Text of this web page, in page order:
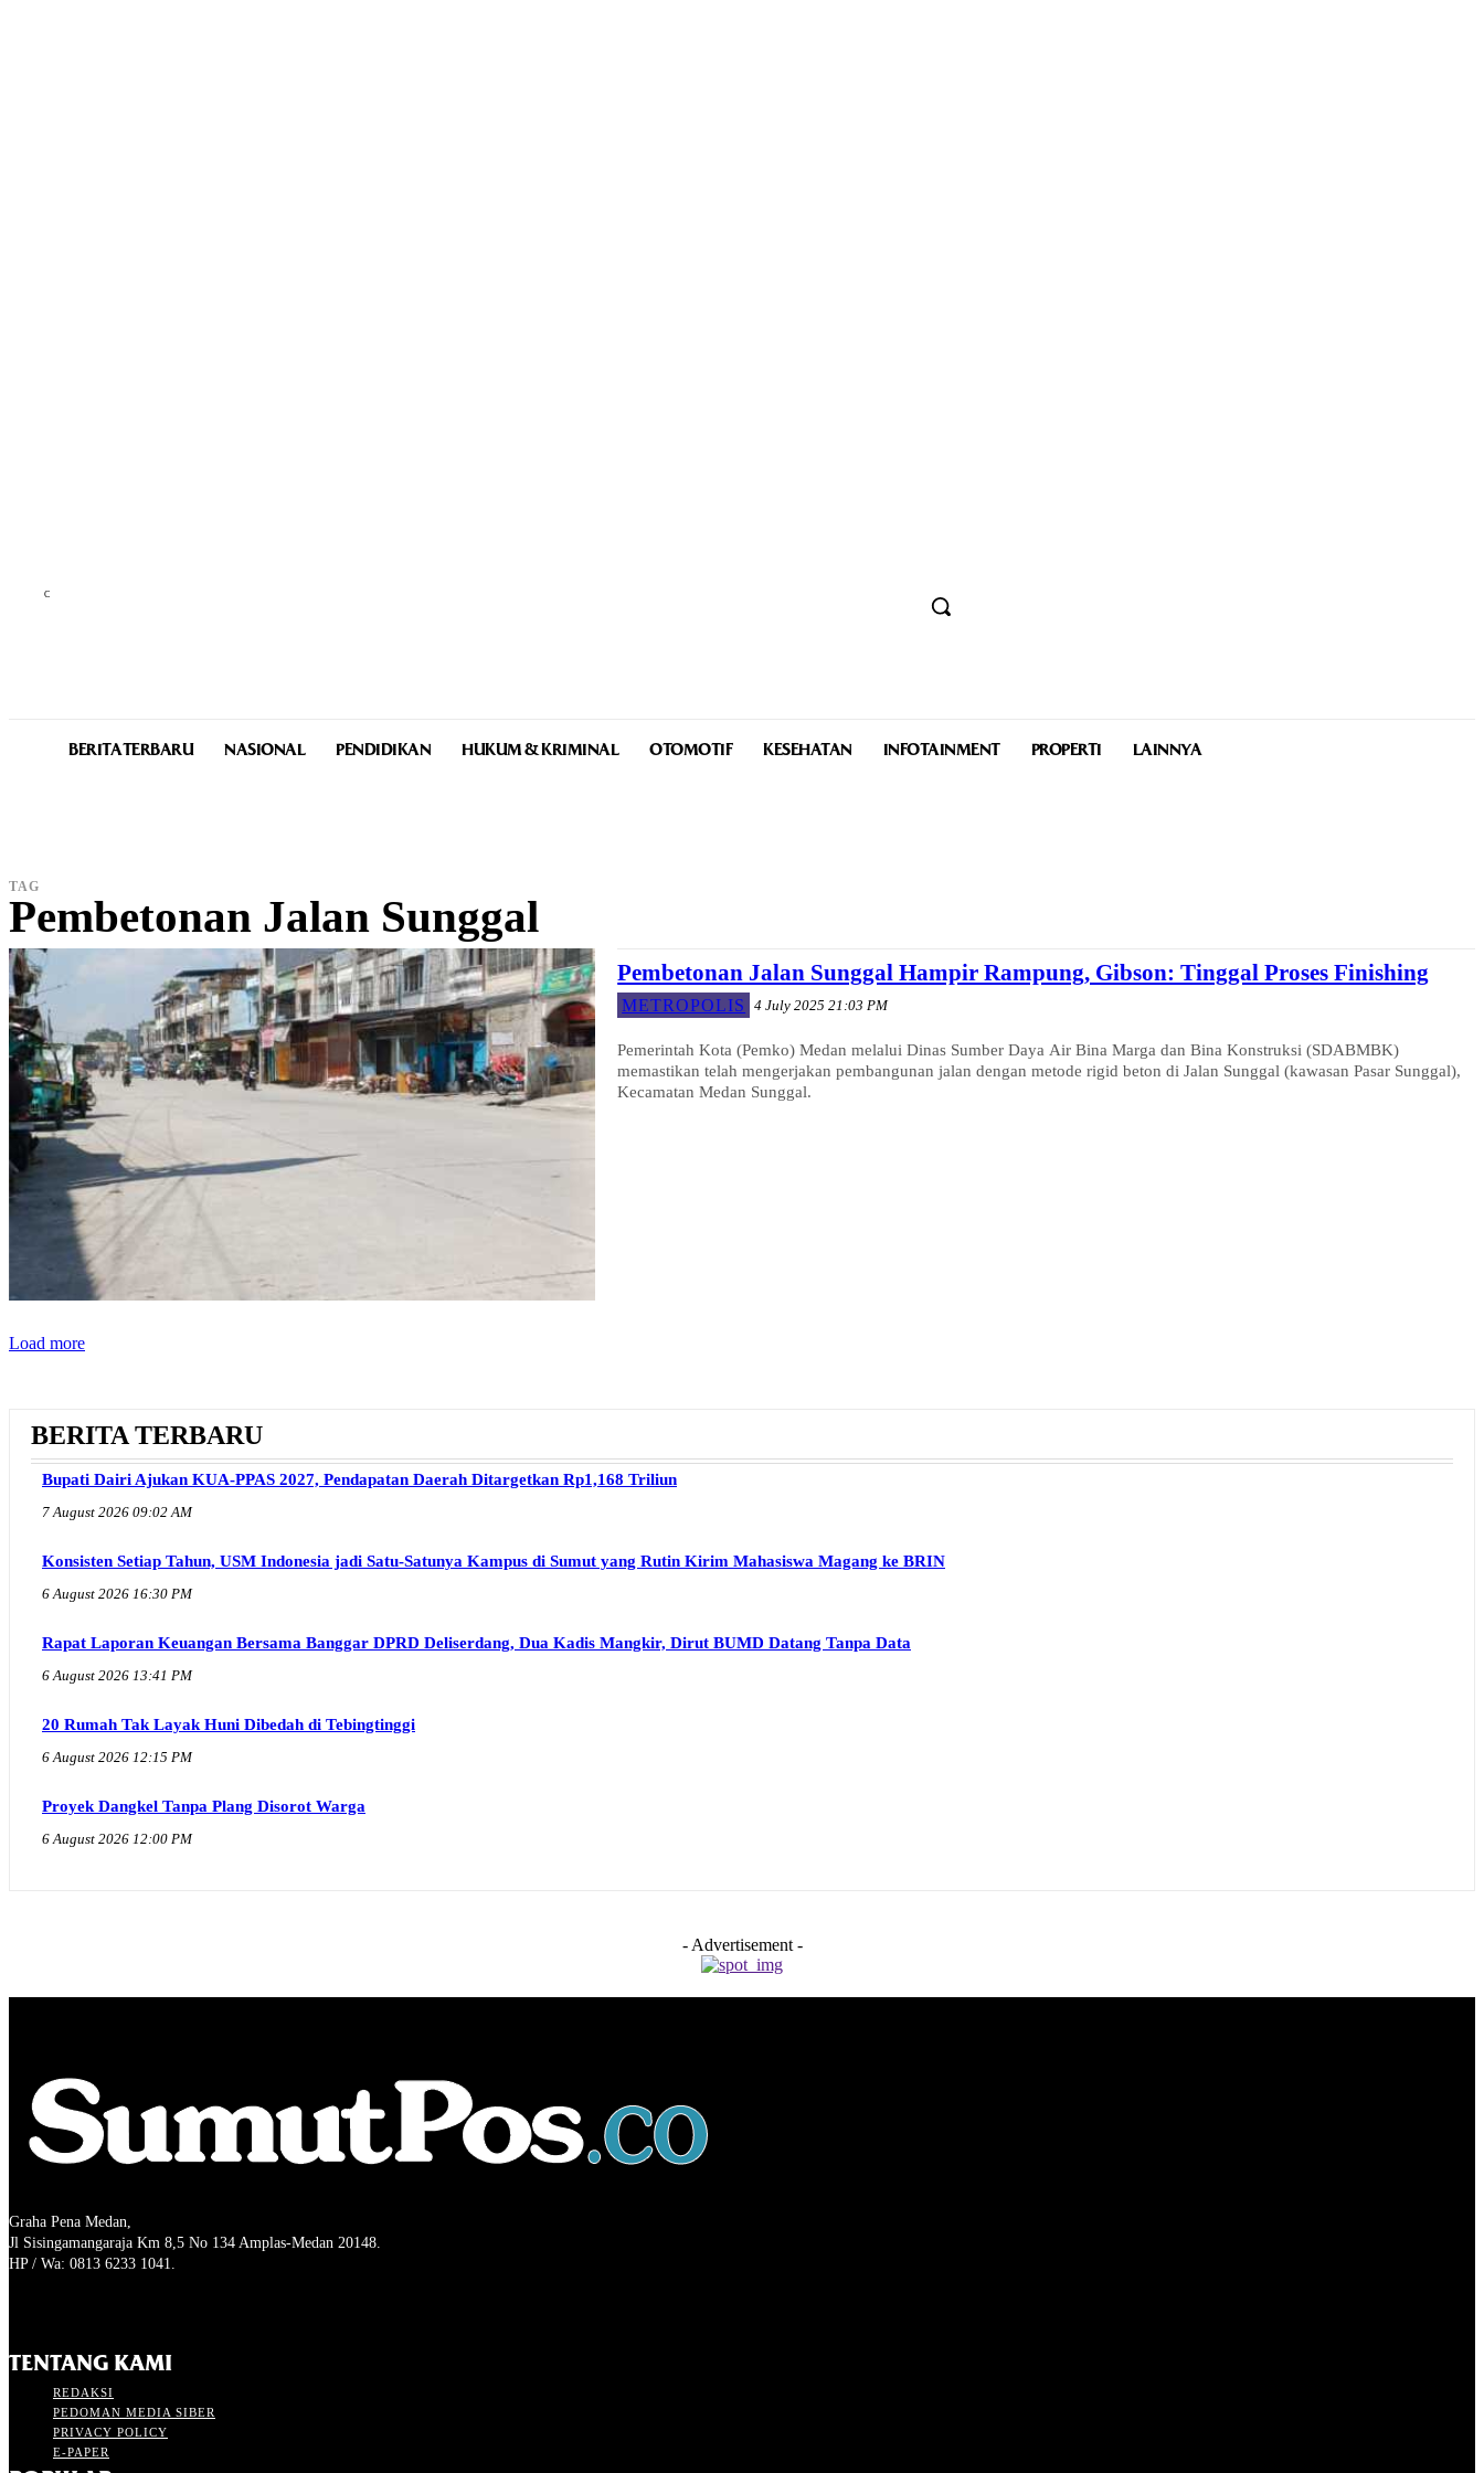
C
BERITA TERBARU NASIONAL PENDIDIKAN HUKUM & KRIMINAL OTOMOTIF KESEHATAN INFOTAINMENT PROPERTI LAINNYA
TAG
Pembetonan Jalan Sunggal
Pembetonan Jalan Sunggal Hampir Rampung, Gibson: Tinggal Proses Finishing
METROPOLIS 4 July 2025 21:03 PM
Pemerintah Kota (Pemko) Medan melalui Dinas Sumber Daya Air Bina Marga dan Bina Konstruksi (SDABMBK)
memastikan telah mengerjakan pembangunan jalan dengan metode rigid beton di Jalan Sunggal (kawasan Pasar Sunggal),
Kecamatan Medan Sunggal.
Load more
BERITA TERBARU
Bupati Dairi Ajukan KUA-PPAS 2027, Pendapatan Daerah Ditargetkan Rp1,168 Triliun
7 August 2026 09:02 AM
Konsisten Setiap Tahun, USM Indonesia jadi Satu-Satunya Kampus di Sumut yang Rutin Kirim Mahasiswa Magang ke BRIN
6 August 2026 16:30 PM
Rapat Laporan Keuangan Bersama Banggar DPRD Deliserdang, Dua Kadis Mangkir, Dirut BUMD Datang Tanpa Data
6 August 2026 13:41 PM
20 Rumah Tak Layak Huni Dibedah di Tebingtinggi
6 August 2026 12:15 PM
Proyek Dangkel Tanpa Plang Disorot Warga
6 August 2026 12:00 PM
- Advertisement -
Graha Pena Medan,
Jl Sisingamangaraja Km 8,5 No 134 Amplas-Medan 20148.
HP / Wa: 0813 6233 1041.
TENTANG KAMI
REDAKSI
PEDOMAN MEDIA SIBER
PRIVACY POLICY
E-PAPER